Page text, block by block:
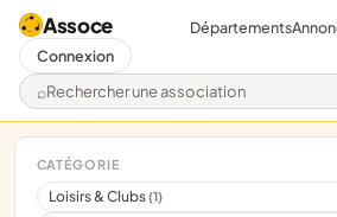
Assoce
Rechercher une association
Départements
Connexion
CATÉGORIE
Loisirs & Clubs(1)